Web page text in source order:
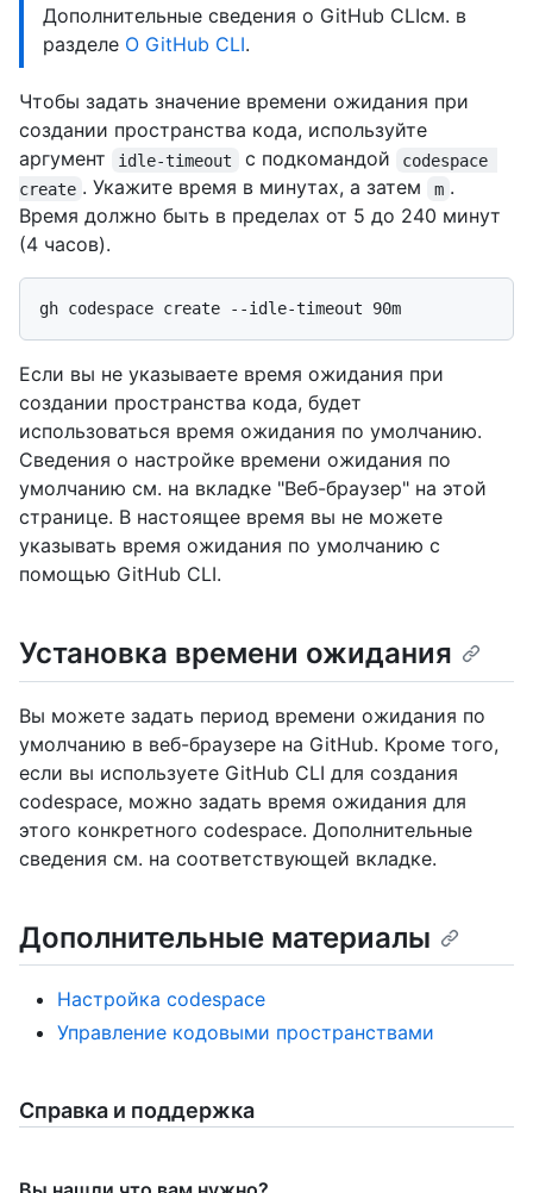
Дополнительные сведения о GitHub CLIсм. в
разделе О GitHub CLI.
Чтобы задать значение времени ожидания при
создании пространства кода, используйте
аргумент
idle-timeout с подкомандой
codespace
create . Укажите время в минутах, а затем m .
Время должно быть в пределах от 5 до 240 минут
(4 часов).
Если вы не указываете время ожидания при
создании пространства кода, будет
использоваться время ожидания по умолчанию.
Сведения о настройке времени ожидания по
умолчанию см. на вкладке "Веб-браузер" на этой
странице. В настоящее время вы не можете
указывать время ожидания по умолчанию с
помощью GitHub CLI.
Установка времени ожидания
Вы можете задать период времени ожидания по
умолчанию в веб-браузере на GitHub. Кроме того,
если вы используете GitHub CLI для создания
codespace, можно задать время ожидания для
этого конкретного codespace. Дополнительные
сведения см. на соответствующей вкладке.
Дополнительные материалы
Настройка codespace
Управление кодовыми пространствами
Справка и поддержка